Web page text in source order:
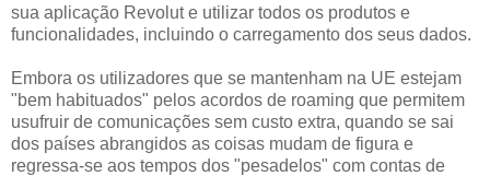
sua aplicação Revolut e utilizar todos os produtos e
funcionalidades, incluindo o carregamento dos seus dados.
Embora os utilizadores que se mantenham na UE estejam
"bem habituados" pelos acordos de roaming que permitem
usufruir de comunicações sem custo extra, quando se sai
dos países abrangidos as coisas mudam de figura e
regressa-se aos tempos dos "pesadelos" com contas de